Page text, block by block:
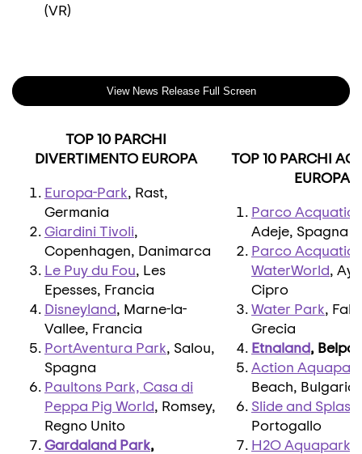
(VR)
View News Release Full Screen
TOP 10 PARCHI
DIVERTIMENTO EUROPA
Europa-Park, Rast,
Germania
Giardini Tivoli,
Copenhagen, Danimarca
Le Puy du Fou, Les
Epesses, Francia
Disneyland, Marne-la-
Vallee, Francia
PortAventura Park, Salou,
Spagna
Paultons Park, Casa di
Peppa Pig World, Romsey,
Regno Unito
Gardaland Park,
TOP 10 PARCHI
EUROPA
Parco
Adeje, Spagna
Parco
WaterWorld,
Cipro
Water Park,
Grecia
Etnaland,
Action
Beach, Bulgaria
Slide and Splash
Portogallo
H2O Aquapark